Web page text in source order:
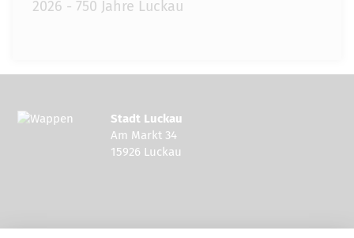
2026 - 750 Jahre Luckau
Stadt Luckau
Am Markt 34
15926 Luckau